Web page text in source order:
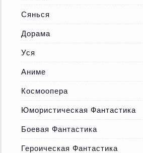
Сянься
Дорама
Уся
Аниме
Космоопера
Юмористическая Фантастика
Боевая Фантастика
Героическая Фантастика